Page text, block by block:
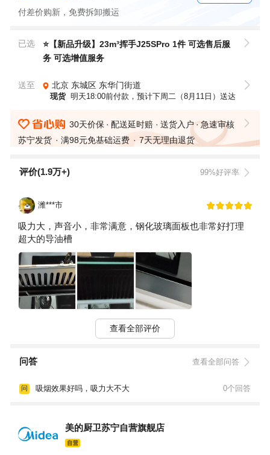
付差价购新，免费拆卸搬运
已选 ⭐【新品升级】23m³挥手J25SPro 1件可选售后服
务 可选增值服务
送至 北京 东城区 东华门街道
现货 明天18:00前付款，预计下周二（8月11日）送达
30天价保 配送延时赔 送货入户
急速审核
安装多收双倍赔
上门取退
苏宁发货 满98元免基础运费 7天无理由退货
评价(1.9万+) 99%好评率
潍***市
吸力大，声音小，非常满意，钢化玻璃面板也非常好打理
超大的导油槽
查看全部评价
问答 查看全部问答
问 吸烟效果好吗，吸力大不大 0个回答
美的厨卫苏宁自营旗舰店